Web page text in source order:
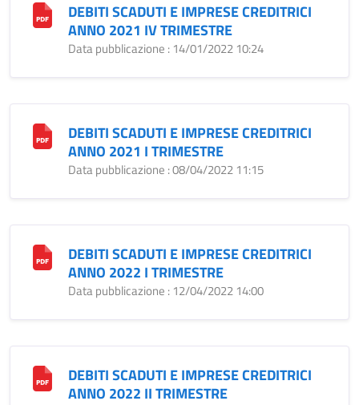
DEBITI SCADUTI E IMPRESE CREDITRICI
ANNO 2021 IV TRIMESTRE
Data pubblicazione : 14/01/2022 10:24
DEBITI SCADUTI E IMPRESE CREDITRICI
ANNO 2021 I TRIMESTRE
Data pubblicazione : 08/04/2022 11:15
DEBITI SCADUTI E IMPRESE CREDITRICI
ANNO 2022 I TRIMESTRE
Data pubblicazione : 12/04/2022 14:00
DEBITI SCADUTI E IMPRESE CREDITRICI
ANNO 2022 II TRIMESTRE